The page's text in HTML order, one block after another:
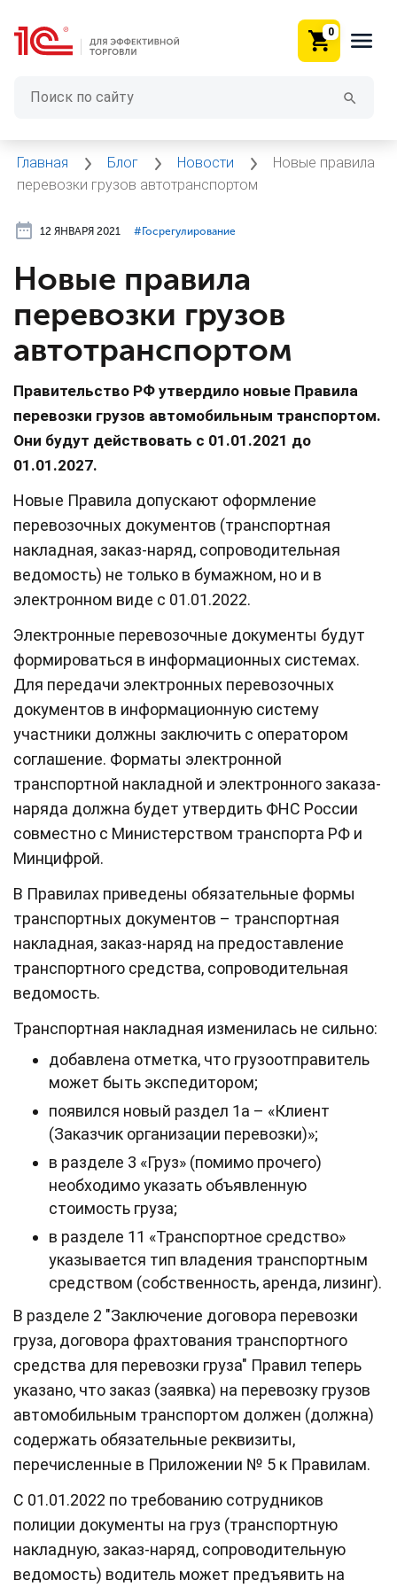
0
Главная Блог Новости
Новые правила
перевозки грузов автотранспортом
12 ЯНВАРЯ 2021 #⁣Госрегулирование
Новые правила
перевозки грузов
автотранспортом
Правительство РФ утвердило новые Правила
перевозки грузов автомобильным транспортом.
Они будут действовать с 01.01.2021 до
01.01.2027.
Новые Правила допускают оформление
перевозочных документов (транспортная
накладная, заказ-наряд, сопроводительная
ведомость) не только в бумажном, но и в
электронном виде с 01.01.2022.
Электронные перевозочные документы будут
формироваться в информационных системах.
Для передачи электронных перевозочных
документов в информационную систему
участники должны заключить с оператором
соглашение. Форматы электронной
транспортной накладной и электронного заказа-
наряда должна будет утвердить ФНС России
совместно с Министерством транспорта РФ и
Минцифрой.
В Правилах приведены обязательные формы
транспортных документов – транспортная
накладная, заказ-наряд на предоставление
транспортного средства, сопроводительная
ведомость.
Транспортная накладная изменилась не сильно:
добавлена отметка, что грузоотправитель
может быть экспедитором;
появился новый раздел 1а – «Клиент
(Заказчик организации перевозки)»;
в разделе 3 «Груз» (помимо прочего)
необходимо указать объявленную
стоимость груза;
в разделе 11 «Транспортное средство»
указывается тип владения транспортным
средством (собственность, аренда, лизинг).
В разделе 2 "Заключение договора перевозки
груза, договора фрахтования транспортного
средства для перевозки груза" Правил теперь
указано, что заказ (заявка) на перевозку грузов
автомобильным транспортом должен (должна)
содержать обязательные реквизиты,
перечисленные в Приложении № 5 к Правилам.
С 01.01.2022 по требованию сотрудников
полиции документы на груз (транспортную
накладную, заказ-наряд, сопроводительную
ведомость) водитель может предъявить на